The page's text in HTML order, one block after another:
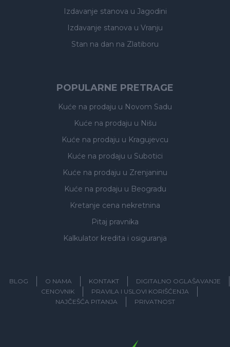
Izdavanje stanova u Jagodini
Izdavanje stanova u Vranju
Stan na dan na Zlatiboru
POPULARNE PRETRAGE
Kuće na prodaju u Novom Sadu
Kuće na prodaju u Nišu
Kuće na prodaju u Kragujevcu
Kuće na prodaju u Subotici
Kuće na prodaju u Zrenjaninu
Kuće na prodaju u Beogradu
Kretanje cena nekretnina
Pitaj pravnika
Kalkulator kredita i osiguranja
BLOG O NAMA KONTAKT
DIGITALNO OGLAŠAVANJE
CENOVNIK
PRAVILA I USLOVI KORIŠĆENJA
NAJČEŠĆA PITANJA
PRIVATNOST